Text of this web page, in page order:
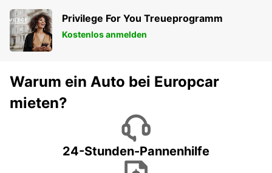
Privilege For You Treueprogramm
Kostenlos anmelden
Warum ein Auto bei Europcar
mieten?
24-Stunden-Pannenhilfe